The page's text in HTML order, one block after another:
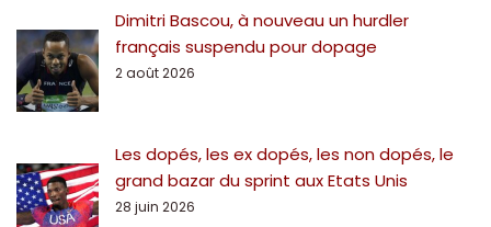
Dimitri Bascou, à nouveau un hurdler
français suspendu pour dopage
2 août 2026
Les dopés, les ex dopés, les non dopés, le
grand bazar du sprint aux Etats Unis
28 juin 2026